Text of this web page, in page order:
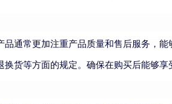
通常更加注重产品质量和售后服务，能
货等方面的规定。确保在购买后能够享